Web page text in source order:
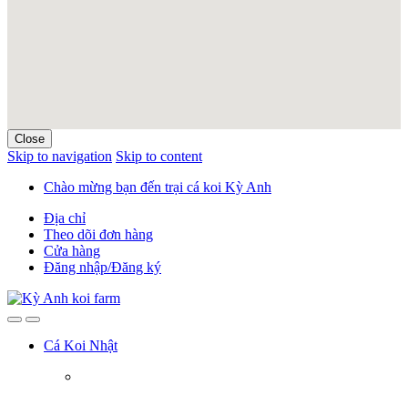
Close
Skip to navigation Skip to content
Chào mừng bạn đến trại cá koi Kỳ Anh
Địa chỉ
Theo dõi đơn hàng
Cửa hàng
Đăng nhập/Đăng ký
Cá Koi Nhật